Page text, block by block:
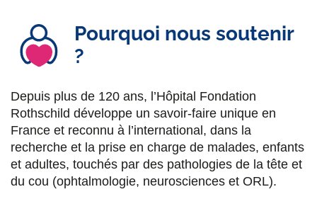
Pourquoi nous soutenir
?
Depuis plus de 120 ans, l’Hôpital Fondation
Rothschild développe un savoir-faire unique en
France et reconnu à l’international, dans la
recherche et la prise en charge de malades, enfants
et adultes, touchés par des pathologies de la tête et
du cou (ophtalmologie, neurosciences et ORL).